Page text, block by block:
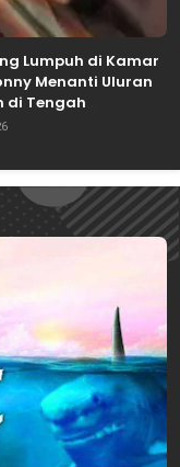
Lumpuh di Kamar
Menanti Uluran
di Tengah